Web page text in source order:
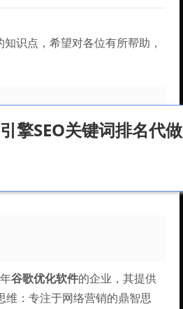
识点，希望对各位有所帮助，
谷歌优化软件的企业，其提供
维：专注于网络营销的鼎智思
擎SEO关键词排名代做